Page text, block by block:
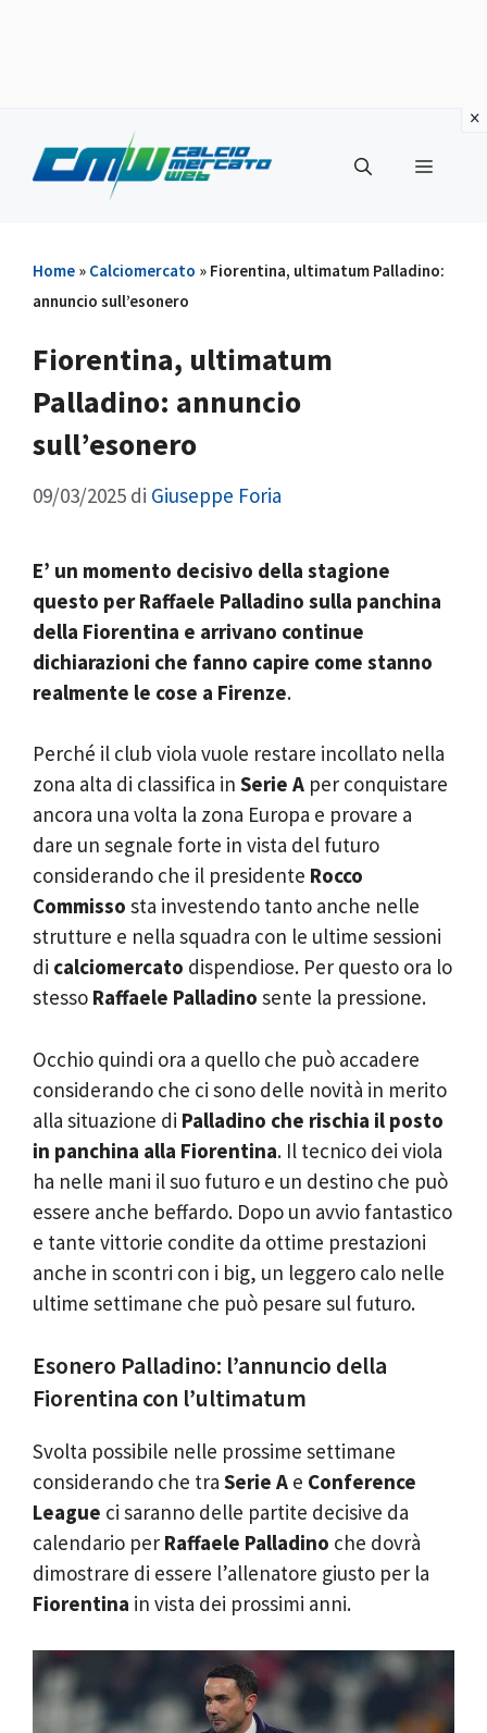
contenuto
Menu
Home » Calciomercato » Fiorentina, ultimatum Palladino:
annuncio sull’esonero
Fiorentina, ultimatum
Palladino: annuncio
sull’esonero
09/03/2025 di Giuseppe Foria
E’ un momento decisivo della stagione
questo per Raffaele Palladino sulla panchina
della Fiorentina e arrivano continue
dichiarazioni che fanno capire come stanno
realmente le cose a Firenze.
Perché il club viola vuole restare incollato nella
zona alta di classifica in Serie A per conquistare
ancora una volta la zona Europa e provare a
dare un segnale forte in vista del futuro
considerando che il presidente Rocco
Commisso sta investendo tanto anche nelle
strutture e nella squadra con le ultime sessioni
di calciomercato dispendiose. Per questo ora lo
stesso Raffaele Palladino sente la pressione.
Occhio quindi ora a quello che può accadere
considerando che ci sono delle novità in merito
alla situazione di Palladino che rischia il posto
in panchina alla Fiorentina. Il tecnico dei viola
ha nelle mani il suo futuro e un destino che può
essere anche beffardo. Dopo un avvio fantastico
e tante vittorie condite da ottime prestazioni
anche in scontri con i big, un leggero calo nelle
ultime settimane che può pesare sul futuro.
Esonero Palladino: l’annuncio della
Fiorentina con l’ultimatum
Svolta possibile nelle prossime settimane
considerando che tra Serie A e Conference
League ci saranno delle partite decisive da
calendario per Raffaele Palladino che dovrà
dimostrare di essere l’allenatore giusto per la
Fiorentina in vista dei prossimi anni.